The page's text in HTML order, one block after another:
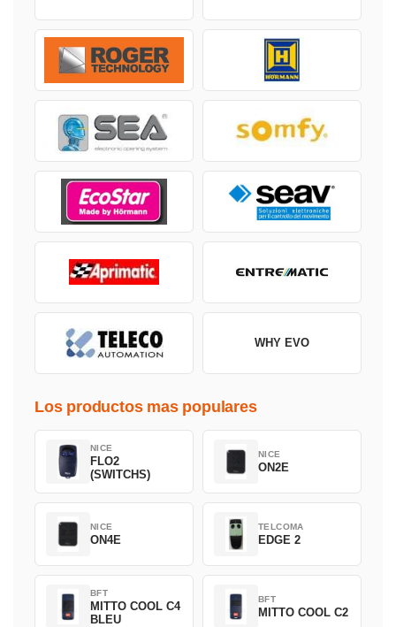
WHY EVO
Los productos mas populares
NICE
FLO2
(SWITCHS)
NICE
ON2E
NICE
ON4E
TELCOMA
EDGE 2
BFT
MITTO COOL C4
BLEU
BFT
MITTO COOL C2